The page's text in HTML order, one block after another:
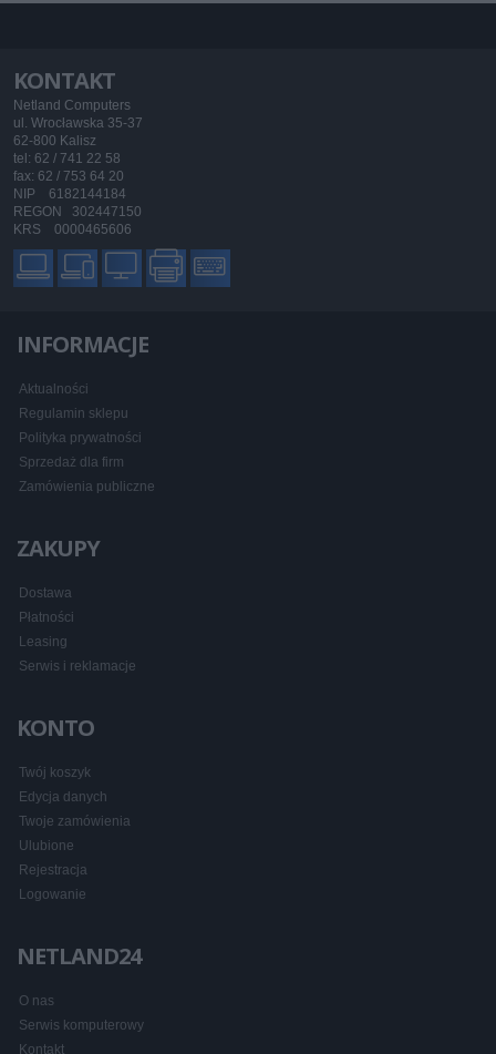
KONTAKT
Netland Computers
ul. Wrocławska 35-37
62-800 Kalisz
tel: 62 / 741 22 58
fax: 62 / 753 64 20
NIP 6182144184
REGON 302447150
KRS 0000465606
INFORMACJE
Aktualności
Regulamin sklepu
Polityka prywatności
Sprzedaż dla firm
Zamówienia publiczne
ZAKUPY
Dostawa
Płatności
Leasing
Serwis i reklamacje
KONTO
Twój koszyk
Edycja danych
Twoje zamówienia
Ulubione
Rejestracja
Logowanie
NETLAND24
O nas
Serwis komputerowy
Kontakt